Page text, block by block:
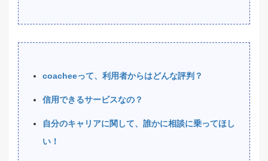
coacheeって、利用者からはどんな評判？
信用できるサービスなの？
自分のキャリアに関して、誰かに相談に乗ってほし
い！